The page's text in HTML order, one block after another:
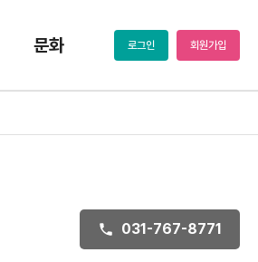
문화 로그인 회원가입
031-767-8771